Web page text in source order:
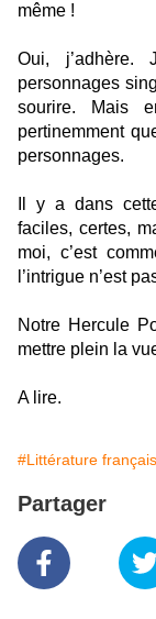
même !
Oui, j’adhère.
personnages
sourire. Mais
pertinemment
personnages.
Il y a dans
faciles, certes,
moi, c’est
l’intrigue n’est
Notre Hercule
mettre plein la
A lire.
#Littérature
Partager